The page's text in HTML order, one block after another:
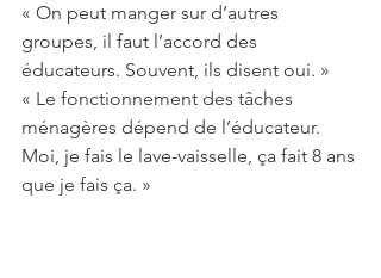
« On peut manger sur d’autres
groupes, il faut l’accord des
éducateurs. Souvent, ils disent oui. »
« Le fonctionnement des tâches
ménagères dépend de l’éducateur.
Moi, je fais le lave-vaisselle, ça fait 8 ans
que je fais ça. »